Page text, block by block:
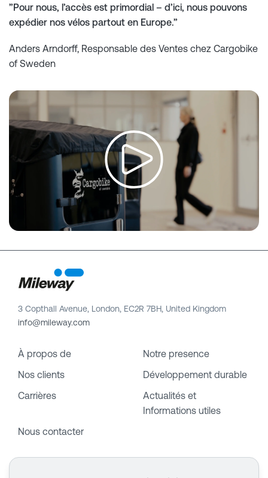
”Pour nous, l’accès est primordial – d’ici, nous pouvons
expédier nos vélos partout en Europe.”
Anders Arndorff, Responsable des Ventes chez Cargobike
of Sweden
3 Copthall Avenue, London, EC2R 7BH, United Kingdom
info@mileway.com
À propos de
Notre presence
Nos clients
Développement durable
Carrières
Actualités et
Informations utiles
Nous contacter